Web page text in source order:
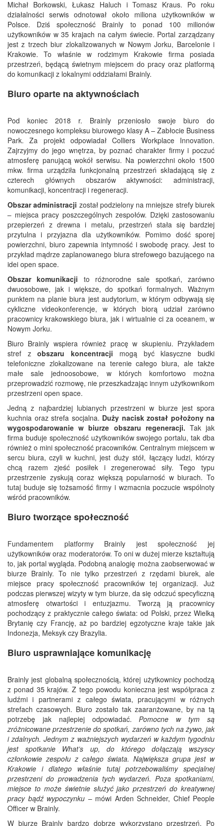
Michał Borkowski, Łukasz Haluch i Tomasz Kraus. Po roku
działalności serwis odnotował około miliona użytkowników w
Polsce. Dziś społeczność Brainly to ponad 100 milionów
użytkowników w 35 krajach na całym świecie. Portal zarządzany
jest z trzech biur zlokalizowanych w Nowym Jorku, Barcelonie i
Krakowie. To właśnie w rodzimym Krakowie firma posiada
przestrzeń, będącą świetnym miejscem do pracy oraz platformą
do komunikacji z lokalnymi oddziałami Brainly.
Biuro oparte na aktywnościach
Pod koniec 2018 r. Brainly przeniosło swoje biuro do
nowoczesnego kompleksu biurowego klasy A – Zabłocie Business
Park. Za projekt odpowiadał Colliers Workplace Innovation.
Zajrzyjmy do jego wnętrza, by poznać charakter firmy i poczuć
atmosferę panującą wokół serwisu. Na powierzchni około 1500
mkw. firma urządziła funkcjonalną przestrzeń składającą się z
czterech głównych obszarów aktywności: administracji,
komunikacji, koncentracji i regeneracji.
Obszar administracji został podzielony na mniejsze strefy biurek
– miejsca pracy poszczególnych zespołów. Dzięki zastosowaniu
przepierzeń z drewna i metalu, przestrzeń stała się bardziej
przytulna i przyjazna dla użytkowników. Pomimo dość sporej
powierzchni, biuro zapewnia intymność i swobodę pracy. Jest to
przykład mądrze zaplanowanego biura strefowego bazującego na
idei open space.
Obszar komunikacji to różnorodne sale spotkań, zarówno
dwuosobowe, jak i większe, do spotkań formalnych. Ważnym
punktem na planie biura jest audytorium, w którym odbywają się
cykliczne videokonferencje, w których biorą udział zarówno
pracownicy krakowskiego biura, jak i wirtualnie ci za oceanem, w
Nowym Jorku.
Biuro Brainly wspiera również pracę w skupieniu. Przykładem
stref zobszaru koncentracji mogą być klasyczne budki
telefoniczne zlokalizowane na terenie całego biura, ale także
małe sale jednoosobowe, w których komfortowo można
przeprowadzić rozmowę, nie przeszkadzając innym użytkownikom
przestrzeni open space.
Jedną z najbardziej lubianych przestrzeni w biurze jest spora
kuchnia oraz strefa socjalna. Duży nacisk został położony na
wygospodarowanie w biurze obszaru regeneracji. Tak jak
firma buduje społeczność użytkowników swojego portalu, tak dba
również o mini społeczność pracowników. Centralnym miejscem w
sercu biura, czyli w kuchni, jest duży stół, łączący ludzi, którzy
chcą razem zjeść posiłek i zregenerować siły. Tego typu
przestrzenie zyskują coraz większą popularność w biurach. To
tutaj buduje się tożsamość firmy i wzmacnia poczucie wspólnoty
wśród pracowników.
Biuro tworzące społeczność
Fundamentem platformy Brainly jest społeczność jej
użytkowników oraz moderatorów. To oni w dużej mierze kształtują
to, jak portal wygląda. Podobną analogię można zaobserwować w
biurze Brainly. To nie tylko przestrzeń z rzędami biurek, ale
miejsce pracy społeczność pracowników tej organizacji. Już
podczas pierwszej wizyty w tym biurze, da się odczuć specyficzną
atmosferę otwartości i entuzjazmu. Tworzą ją pracownicy
pochodzący z praktycznie całego świata: od Polski, przez Wielką
Brytanię czy Francję, aż po bardziej egzotyczne kraje takie jak
Indonezja, Meksyk czy Brazylia.
Biuro usprawniające komunikację
Brainly jest globalną społecznością, której użytkownicy pochodzą
z ponad 35 krajów. Z tego powodu konieczna jest współpraca z
ludźmi i partnerami z całego świata, pracującymi w różnych
strefach czasowych. Biuro zostało tak zaaranżowane, by na tą
potrzebę jak najlepiej odpowiadać. Pomocne w tym są
zróżnicowane przestrzenie do spotkań, zarówno tych na żywo, jak
i zdalnych. Jednym z ważniejszych wydarzeń w każdym tygodniu
jest spotkanie What’s up, do którego dołączają wszyscy
członkowie zespołu z całego świata. Największa grupa jest w
Krakowie i dlatego właśnie tutaj potrzebowaliśmy specjalnej
przestrzeni do prowadzenia tych wydarzeń. Poza spotkaniami,
miejsce to może świetnie służyć jako przestrzeń do kreatywnej
pracy bądź wypoczynku – mówi Arden Schneider, Chief People
Officer w Brainly.
W biurze Brainly bardzo dobrze wykorzystano przestrzeń. Po